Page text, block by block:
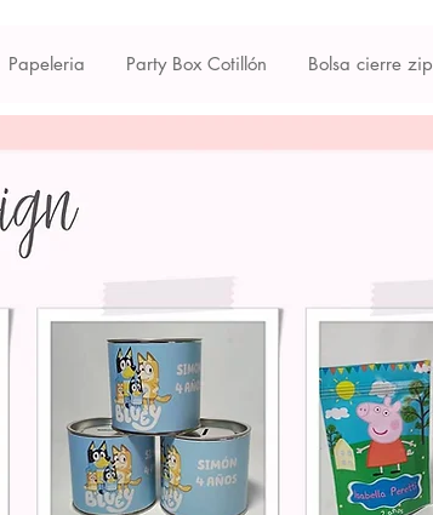
Papeleria Party Box Cotillón Bolsa cierre